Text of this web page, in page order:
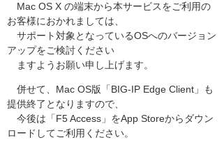
Mac OS X の端末から本サービスをご利用の
お客様におかれましては、
サポート対象となっているOSへのバージョン
アップをご検討ください
ますようお願い申し上げます。
併せて、Mac OS版「BIG-IP Edge Client」も
提供終了となりますので、
今後は「F5 Access」をApp Storeからダウン
ロードしてご利用ください。